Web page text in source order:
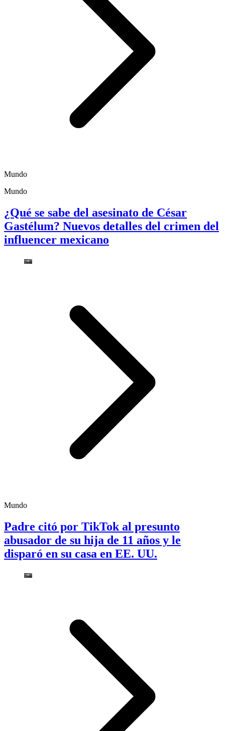
Mundo
Mundo
¿Qué se sabe del asesinato de César
Gastélum? Nuevos detalles del crimen del
influencer mexicano
Mundo
Padre citó por TikTok al presunto
abusador de su hija de 11 años y le
disparó en su casa en EE. UU.